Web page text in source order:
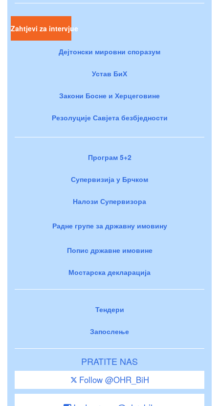
Zahtjevi za intervjue
Дејтонски мировни споразум
Устав БиХ
Закони Босне и Херцеговине
Резолуције Савјета безбједности
Програм 5+2
Супервизија у Брчком
Налози Супервизора
Радне групе за државну имовину
Попис државне имовине
Мостарска декларација
Тендери
Запослење
PRATITE NAS
Follow @OHR_BiH